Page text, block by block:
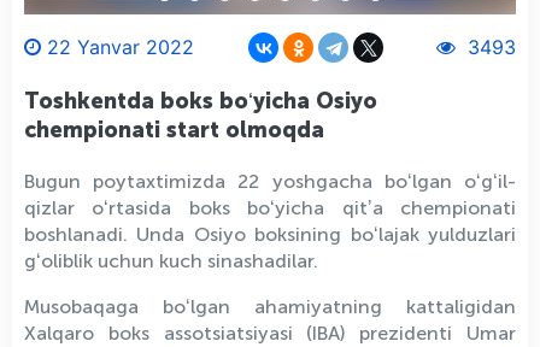
22 Yanvar 2022 3493
Toshkentda boks boʻyicha Osiyo
chempionati start olmoqda
Bugun poytaxtimizda 22 yoshgacha boʻlgan oʻgʻil-
qizlar oʻrtasida boks boʻyicha qitʼa chempionati
boshlanadi. Unda Osiyo boksining boʻlajak yulduzlari
gʻoliblik uchun kuch sinashadilar.
Musobaqaga boʻlgan ahamiyatning kattaligidan
Xalqaro boks assotsiatsiyasi (IBA) prezidenti Umar